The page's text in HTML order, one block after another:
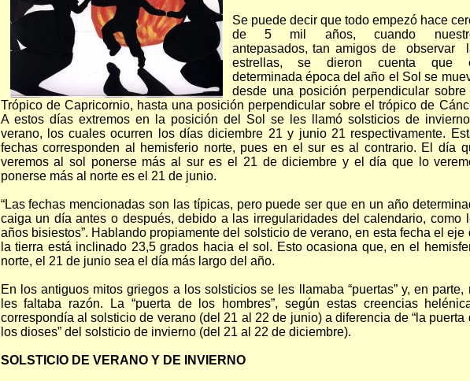
Se puede decir que todo empezó hace
de 5 mil años, cuando
antepasados, tan amigos de observar
estrellas, se dieron cuenta que
determinada época del año el Sol se
desde una posición perpendicular sobre
Trópico de Capricornio, hasta una posición perpendicular sobre el trópico de
A estos días extremos en la posición del Sol se les llamó solsticios de
verano, los cuales ocurren los días diciembre 21 y junio 21 respectivamente.
fechas corresponden al hemisferio norte, pues en el sur es al contrario. El día
veremos al sol ponerse más al sur es el 21 de diciembre y el día que lo
ponerse más al norte es el 21 de junio.
“Las fechas mencionadas son las típicas, pero puede ser que en un año
caiga un día antes o después, debido a las irregularidades del calendario, como
años bisiestos”. Hablando propiamente del solsticio de verano, en esta fecha el eje
la tierra está inclinado 23,5 grados hacia el sol. Esto ocasiona que, en el
norte, el 21 de junio sea el día más largo del año.
En los antiguos mitos griegos a los solsticios se les llamaba “puertas” y, en parte,
les faltaba razón. La “puerta de los hombres”, según estas creencias
correspondía al solsticio de verano (del 21 al 22 de junio) a diferencia de “la puerta
los dioses” del solsticio de invierno (del 21 al 22 de diciembre).
SOLSTICIO DE VERANO Y DE INVIERNO